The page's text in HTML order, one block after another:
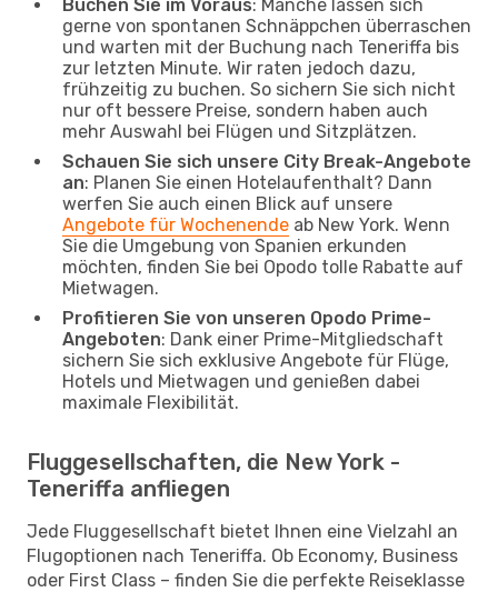
Buchen Sie im Voraus: Manche lassen sich
gerne von spontanen Schnäppchen überraschen
und warten mit der Buchung nach Teneriffa bis
zur letzten Minute. Wir raten jedoch dazu,
frühzeitig zu buchen. So sichern Sie sich nicht
nur oft bessere Preise, sondern haben auch
mehr Auswahl bei Flügen und Sitzplätzen.
Schauen Sie sich unsere City Break-Angebote
an: Planen Sie einen Hotelaufenthalt? Dann
werfen Sie auch einen Blick auf unsere
Angebote für Wochenende ab New York. Wenn
Sie die Umgebung von Spanien erkunden
möchten, finden Sie bei Opodo tolle Rabatte auf
Mietwagen.
Profitieren Sie von unseren Opodo Prime-
Angeboten: Dank einer Prime-Mitgliedschaft
sichern Sie sich exklusive Angebote für Flüge,
Hotels und Mietwagen und genießen dabei
maximale Flexibilität.
Fluggesellschaften, die New York -
Teneriffa anfliegen
Jede Fluggesellschaft bietet Ihnen eine Vielzahl an
Flugoptionen nach Teneriffa. Ob Economy, Business
oder First Class – finden Sie die perfekte Reiseklasse